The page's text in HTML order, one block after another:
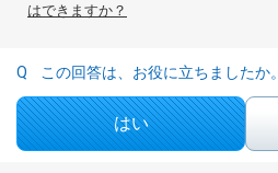
はできますか？
この回答は、お役に立ちましたか。
はい